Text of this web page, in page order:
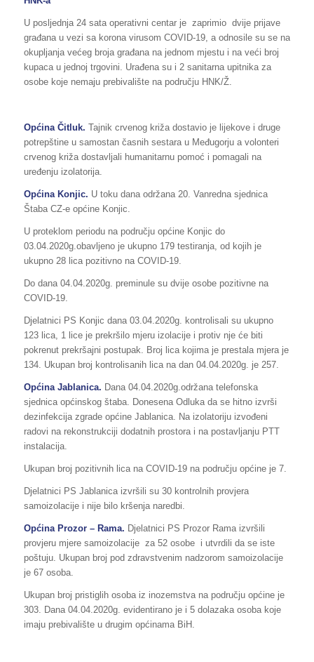
U posljednja 24 sata operativni centar je zaprimio dvije prijave
građana u vezi sa korona virusom COVID-19, a odnosile su se na
okupljanja većeg broja građana na jednom mjestu i na veći broj
kupaca u jednoj trgovini. Urađena su i 2 sanitarna upitnika za
osobe koje nemaju prebivalište na području HNK/Ž.
Općina Čitluk. Tajnik crvenog križa dostavio je lijekove i druge
potrepštine u samostan časnih sestara u Međugorju a volonteri
crvenog križa dostavljali humanitarnu pomoć i pomagali na
uređenju izolatorija.
Općina Konjic. U toku dana održana 20. Vanredna sjednica
Štaba CZ-e općine Konjic.
U proteklom periodu na području općine Konjic do
03.04.2020g.obavljeno je ukupno 179 testiranja, od kojih je
ukupno 28 lica pozitivno na COVID-19.
Do dana 04.04.2020g. preminule su dvije osobe pozitivne na
COVID-19.
Djelatnici PS Konjic dana 03.04.2020g. kontrolisali su ukupno
123 lica, 1 lice je prekršilo mjeru izolacije i protiv nje će biti
pokrenut prekršajni postupak. Broj lica kojima je prestala mjera je
134. Ukupan broj kontrolisanih lica na dan 04.04.2020g. je 257.
Općina Jablanica. Dana 04.04.2020g.održana telefonska
sjednica općinskog štaba. Donesena Odluka da se hitno izvrši
dezinfekcija zgrade općine Jablanica. Na izolatoriju izvođeni
radovi na rekonstrukciji dodatnih prostora i na postavljanju PTT
instalacija.
Ukupan broj pozitivnih lica na COVID-19 na području općine je 7.
Djelatnici PS Jablanica izvršili su 30 kontrolnih provjera
samoizolacije i nije bilo kršenja naredbi.
Općina Prozor – Rama. Djelatnici PS Prozor Rama izvršili
provjeru mjere samoizolacije za 52 osobe i utvrdili da se iste
poštuju. Ukupan broj pod zdravstvenim nadzorom samoizolacije
je 67 osoba.
Ukupan broj pristiglih osoba iz inozemstva na području općine je
303. Dana 04.04.2020g. evidentirano je i 5 dolazaka osoba koje
imaju prebivalište u drugim općinama BiH.